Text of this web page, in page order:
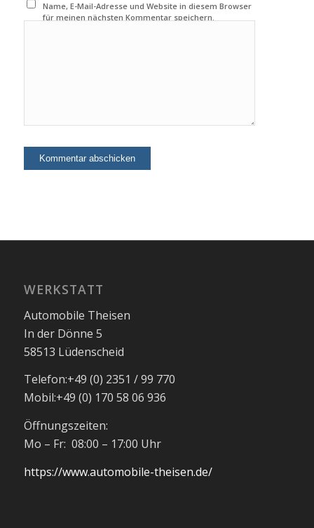
Name, E-Mail-Adresse und Website in diesem Browser
für meinen nächsten Kommentar speichern.
WERKSTATT
Automobile Theisen
In der Dönne 5
58513 Lüdenscheid
Telefon:+49 (0) 2351 / 99 770
Mobil:+49 (0) 170 58 06 936
Öffnungszeiten:
Mo – Fr: 08:00 – 17:00 Uhr
https://www.automobile-theisen.de/